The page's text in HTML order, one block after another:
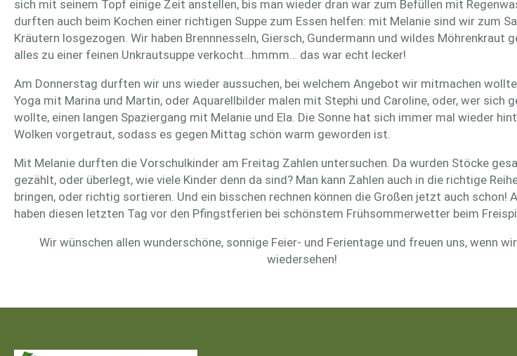
sich mit seinem Topf einige Zeit anstellen, bis man wieder dran war zum Befüllen mit
durften auch beim Kochen einer richtigen Suppe zum Essen helfen: mit Melanie sind wir zum
Kräutern losgezogen. Wir haben Brennnesseln, Giersch, Gundermann und wildes Möhrenkraut
alles zu einer feinen Unkrautsuppe verkocht…hmmm… das war echt lecker!
Am Donnerstag durften wir uns wieder aussuchen, bei welchem Angebot wir mitmachen
Yoga mit Marina und Martin, oder Aquarellbilder malen mit Stephi und Caroline, oder, wer sich
wollte, einen langen Spaziergang mit Melanie und Ela. Die Sonne hat sich immer mal wieder
Wolken vorgetraut, sodass es gegen Mittag schön warm geworden ist.
Mit Melanie durften die Vorschulkinder am Freitag Zahlen untersuchen. Da wurden Stöcke
gezählt, oder überlegt, wie viele Kinder denn da sind? Man kann Zahlen auch in die richtige
bringen, oder richtig sortieren. Und ein bisschen rechnen können die Großen jetzt auch schon!
haben diesen letzten Tag vor den Pfingstferien bei schönstem Frühsommerwetter beim
Wir wünschen allen wunderschöne, sonnige Feier- und Ferientage und freuen uns, wenn
wiedersehen!